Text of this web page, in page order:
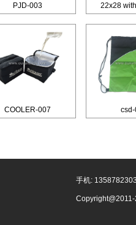
PJD-003 22x28
COOLER-007
手机: